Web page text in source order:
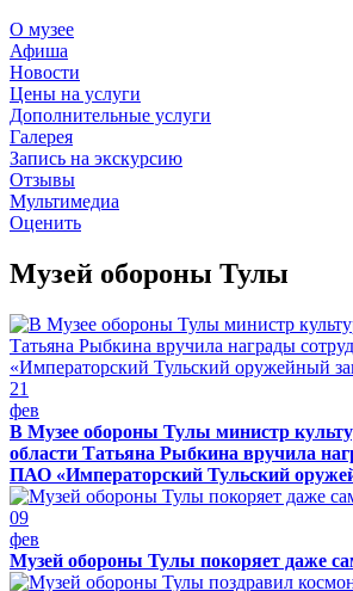
О музее
Афиша
Новости
Цены на услуги
Дополнительные услуги
Галерея
Запись на экскурсию
Отзывы
Мультимедиа
Оценить
Музей обороны Тулы
21
фев
В Музее обороны Тулы министр
области Татьяна Рыбкина вручила
ПАО «Императорский Тульский
09
фев
Музей обороны Тулы покоряет даже